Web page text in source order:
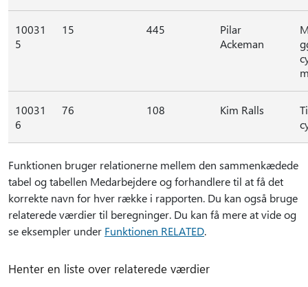
10031
5
15 445
Pilar
Ackeman
10031
6
76 108 Kim Ralls
Funktionen bruger relationerne mellem den sammenkædede
tabel og tabellen Medarbejdere og forhandlere til at få det
korrekte navn for hver række i rapporten. Du kan også bruge
relaterede værdier til beregninger. Du kan få mere at vide og
se eksempler under Funktionen RELATED.
Henter en liste over relaterede værdier